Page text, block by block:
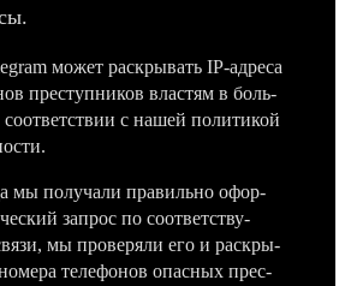
может рас­кры­вать IP-адре­са
прес­тупни­ков влас­тям в боль­
с нашей полити­кой
мы получа­ли пра­виль­но офор­
зап­рос по соот­ветс­тву­
мы про­веря­ли его и рас­кры­
телефо­нов опас­ных прес­